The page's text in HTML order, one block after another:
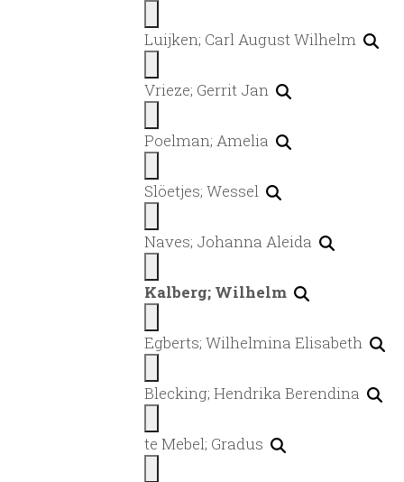
Luijken; Carl August Wilhelm
Vrieze; Gerrit Jan
Poelman; Amelia
Slöetjes; Wessel
Naves; Johanna Aleida
Kalberg; Wilhelm
Egberts; Wilhelmina Elisabeth
Blecking; Hendrika Berendina
te Mebel; Gradus